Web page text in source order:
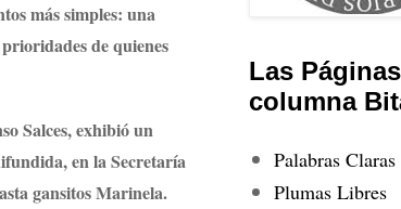
más simples: una
de quienes
Salces, exhibió un
en la Secretaría
gansitos Marinela.
Las
columna
Palabras Claras
Plumas Libres